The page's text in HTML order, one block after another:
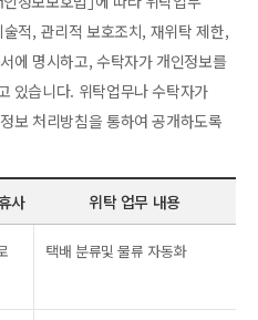
적, 관리적 보호조치, 재위탁 제한,
에 명시하고, 수탁자가 개인정보를
있습니다. 위탁업무나 수탁자가
보 처리방침을 통하여 공개하도록
사 위탁 업무 내용
택배 분류및 물류 자동화